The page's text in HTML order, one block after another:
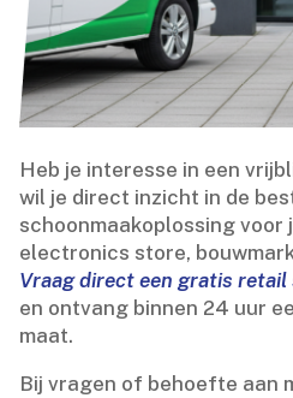
Heb je interesse in een
wil je direct inzicht in de
schoonmaakoplossing voor
electronics store,
Vraag direct een gratis
en ontvang binnen 24 uur
maat.​
Bij vragen of behoefte aan